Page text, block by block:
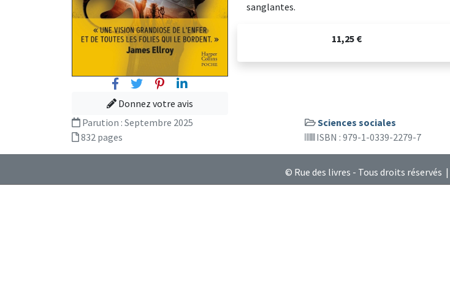
FacebookTwitterPinterest
Linkedin
Donnez votre avis
sanglantes.
11,25 €
Parution : Septembre 2025 Sciences sociales
832 pages
ISBN : 979-1-0339-2279-7
© Rue des livres - Tous droits réservés |